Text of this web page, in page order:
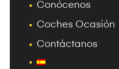
Conócenos
Coches Ocasión
Contáctanos